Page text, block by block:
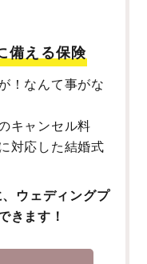
備える保険
！なんて事がな
キャンセル料
対応した結婚式
ウェディングプ
きます！